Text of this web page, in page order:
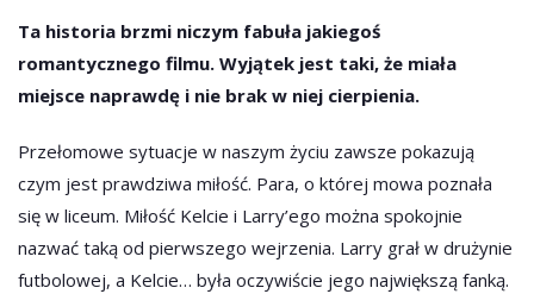
Ta historia brzmi niczym fabuła jakiegoś
romantycznego filmu. Wyjątek jest taki, że miała
miejsce naprawdę i nie brak w niej cierpienia.
Przełomowe sytuacje w naszym życiu zawsze pokazują
czym jest prawdziwa miłość. Para, o której mowa poznała
się w liceum. Miłość Kelcie i Larry’ego można spokojnie
nazwać taką od pierwszego wejrzenia. Larry grał w drużynie
futbolowej, a Kelcie… była oczywiście jego największą fanką.